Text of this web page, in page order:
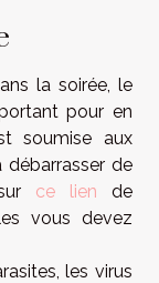
la soirée, le
pour en
soumise aux
débarrasser de
ce lien de
vous devez
les virus